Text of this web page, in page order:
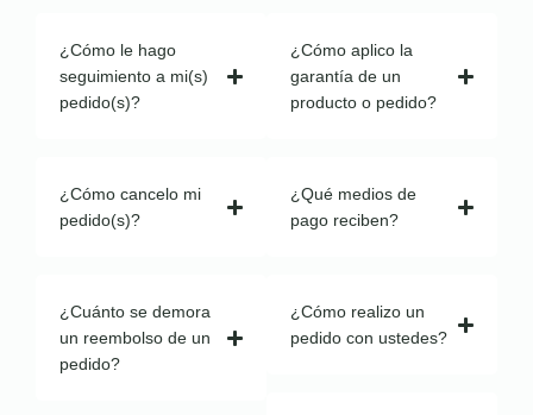
¿Cómo le hago
seguimiento a mi(s)
pedido(s)?
¿Cómo cancelo mi
pedido(s)?
¿Cuánto se demora
un reembolso de un
pedido?
¿Cómo aplico la
garantía de un
producto o pedido?
¿Qué medios de
pago reciben?
¿Cómo realizo un
pedido con ustedes?